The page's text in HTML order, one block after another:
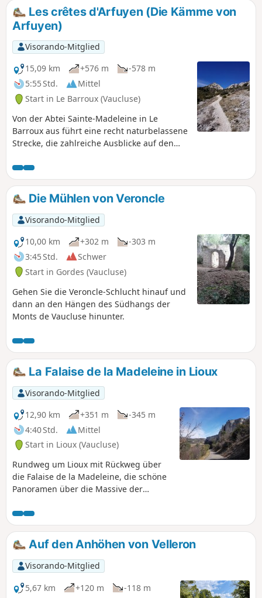
Les crêtes d'Arfuyen (Die Kämme von
Arfuyen)
Visorando-Mitglied
15,09 km
+576 m
-578 m
5:55 Std.
Mittel
Start in Le Barroux (Vaucluse)
Von der Abtei Sainte-Madeleine in Le
Barroux aus führt eine recht naturbelassene
Strecke, die zahlreiche Ausblicke auf den
und die umliegenden Ebenen bietet.
Die Mühlen von Veroncle
Visorando-Mitglied
10,00 km
+302 m
-303 m
3:45 Std.
Schwer
Start in Gordes (Vaucluse)
Gehen Sie die Veroncle-Schlucht hinauf und
dann an den Hängen des Südhangs der
Monts de Vaucluse hinunter.
La Falaise de la Madeleine in Lioux
Visorando-Mitglied
12,90 km
+351 m
-345 m
4:40 Std.
Mittel
Start in Lioux (Vaucluse)
Rundweg um Lioux mit Rückweg über
die Falaise de la Madeleine, die schöne
Panoramen über die Massive der
Auf den Anhöhen von Velleron
Visorando-Mitglied
5,67 km
+120 m
-118 m